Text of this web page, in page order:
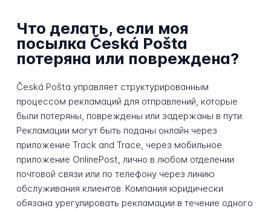
Что делать, если моя
посылка Česká Pošta
потеряна или повреждена?
Česká Pošta управляет структурированным
процессом рекламаций для отправлений, которые
были потеряны, повреждены или задержаны в пути.
Рекламации могут быть поданы онлайн через
приложение Track and Trace, через мобильное
приложение OnlinePost, лично в любом отделении
почтовой связи или по телефону через линию
обслуживания клиентов. Компания юридически
обязана урегулировать рекламации в течение одного